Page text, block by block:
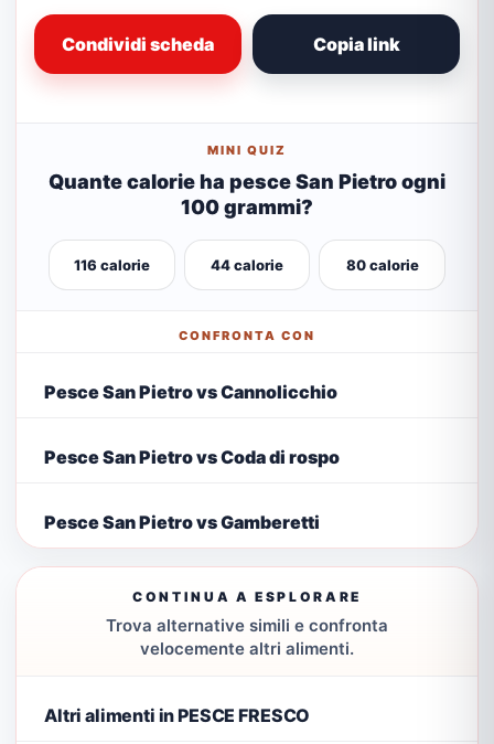
Condividi scheda Copia link
MINI QUIZ
Quante calorie ha pesce San Pietro ogni
100 grammi?
116 calorie 44 calorie 80 calorie
CONFRONTA CON
Pesce San Pietro vs Cannolicchio
Pesce San Pietro vs Coda di rospo
Pesce San Pietro vs Gamberetti
CONTINUA A ESPLORARE
Trova alternative simili e confronta
velocemente altri alimenti.
Altri alimenti in PESCE FRESCO